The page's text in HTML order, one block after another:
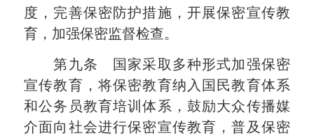
度，完善保密防护措施，开展保密宣传教
育，加强保密监督检查。
第九条 国家采取多种形式加强保密
宣传教育，将保密教育纳入国民教育体系
和公务员教育培训体系，鼓励大众传播媒
介面向社会进行保密宣传教育，普及保密